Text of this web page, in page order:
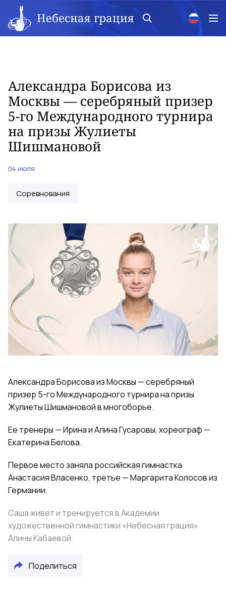
Небесная грация
Александра Борисова из
Москвы — серебряный призер
5-го Международного турнира
на призы Жулиеты
Шишмановой
04 июля
Соревнования
Александра Борисова из Москвы — серебряный
призер 5-го Международного турнира на призы
Жулиеты Шишмановой в многоборье.
Ее тренеры — Ирина и Алина Гусаровы, хореограф —
Екатерина Белова.
Первое место заняла российская гимнастка
Анастасия Власенко, третье — Маргарита Колосов из
Германии.
Саша живет и тренируется в Академии
художественной гимнастики «Небесная грация»
Алины Кабаевой.
Поделиться